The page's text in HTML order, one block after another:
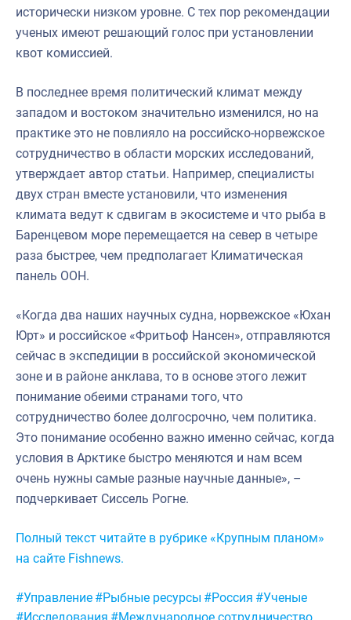
исторически низком уровне. С тех пор рекомендации
ученых имеют решающий голос при установлении
квот комиссией.
В последнее время политический климат между
западом и востоком значительно изменился, но на
практике это не повлияло на российско-норвежское
сотрудничество в области морских исследований,
утверждает автор статьи. Например, специалисты
двух стран вместе установили, что изменения
климата ведут к сдвигам в экосистеме и что рыба в
Баренцевом море перемещается на север в четыре
раза быстрее, чем предполагает Климатическая
панель ООН.
«Когда два наших научных судна, норвежское «Юхан
Юрт» и российское «Фритьоф Нансен», отправляются
сейчас в экспедиции в российской экономической
зоне и в районе анклава, то в основе этого лежит
понимание обеими странами того, что
сотрудничество более долгосрочно, чем политика.
Это понимание особенно важно именно сейчас, когда
условия в Арктике быстро меняются и нам всем
очень нужны самые разные научные данные», –
подчеркивает Сиссель Рогне.
Полный текст читайте в рубрике «Крупным планом»
на сайте Fishnews.
Метки:
#Управление #Рыбные ресурсы #Россия #Ученые